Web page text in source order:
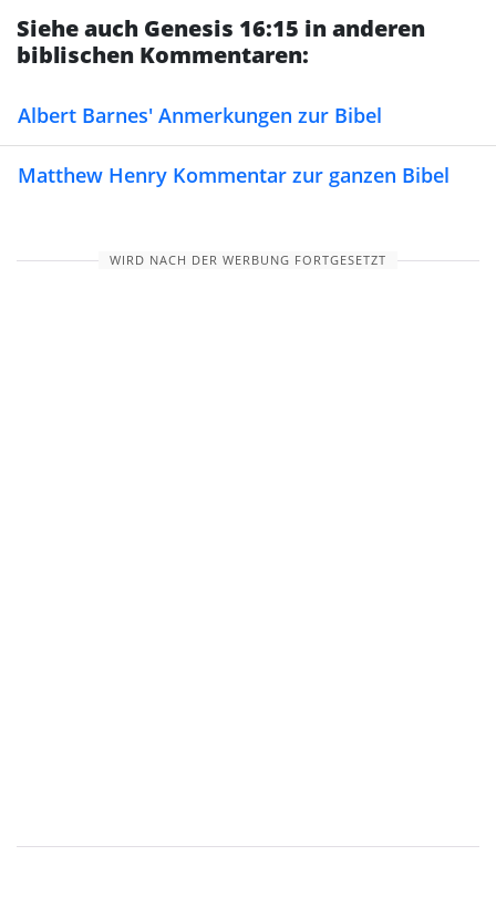
Siehe auch Genesis 16:15 in anderen
biblischen Kommentaren:
Albert Barnes' Anmerkungen zur Bibel
Matthew Henry Kommentar zur ganzen Bibel
WIRD NACH DER WERBUNG FORTGESETZT